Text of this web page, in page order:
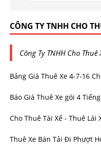
CÔNG TY TNHH CHO
Công Ty TNHH Cho Thuê
Bảng Giá Thuê Xe 4-7-16
Báo Giá Thuê Xe gói 4
Cho Thuê Tài Xế - Thuê Lái
Thuê Xe Bán Tải Đi Phượt